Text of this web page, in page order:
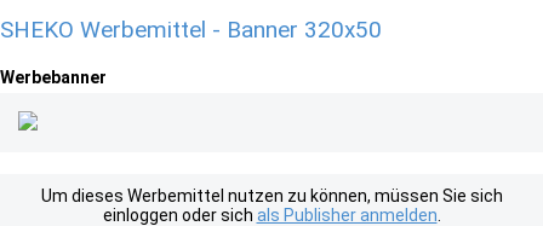
SHEKO Werbemittel - Banner 320x50
Werbebanner
Um dieses Werbemittel nutzen zu können, müssen Sie sich
einloggen oder sich als Publisher anmelden